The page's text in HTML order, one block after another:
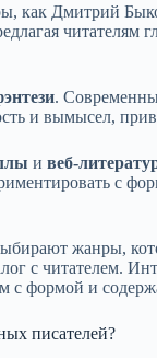
как Дмитрий
читателям
.
и вымысел,
и веб-
с
жанры,
с читателем.
с формой и
писателей?